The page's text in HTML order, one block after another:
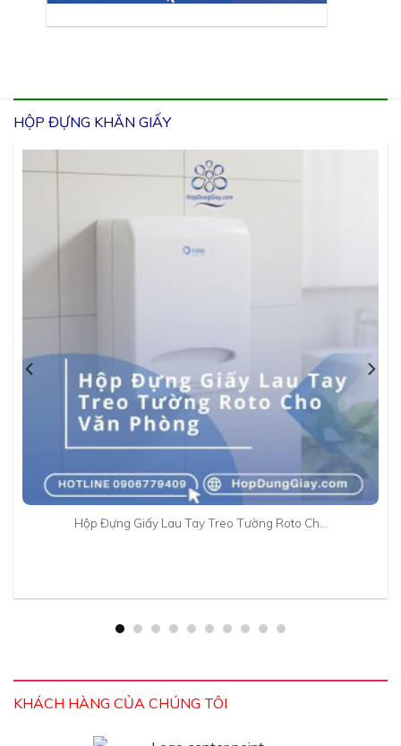
HỘP ĐỰNG KHĂN GIẤY
Hộp Đựng Giấy Lau Tay Treo Tường Roto Ch…
KHÁCH HÀNG CỦA CHÚNG TÔI